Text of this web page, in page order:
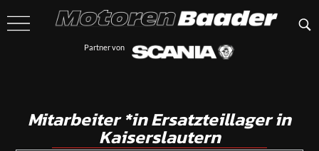
Partner von
Mitarbeiter *in Ersatzteillager in
Kaiserslautern